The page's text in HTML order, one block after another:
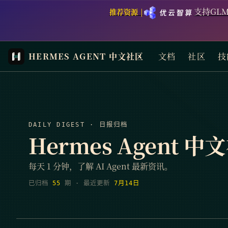
推荐资源 | 支持
HERMES AGENT 中文社区 文档 社区
DAILY DIGEST · 日报归档
Hermes Agent 中
每天 1 分钟，了解 AI Agent 最新资讯。
已归档 55 期 · 最近更新 7月14日